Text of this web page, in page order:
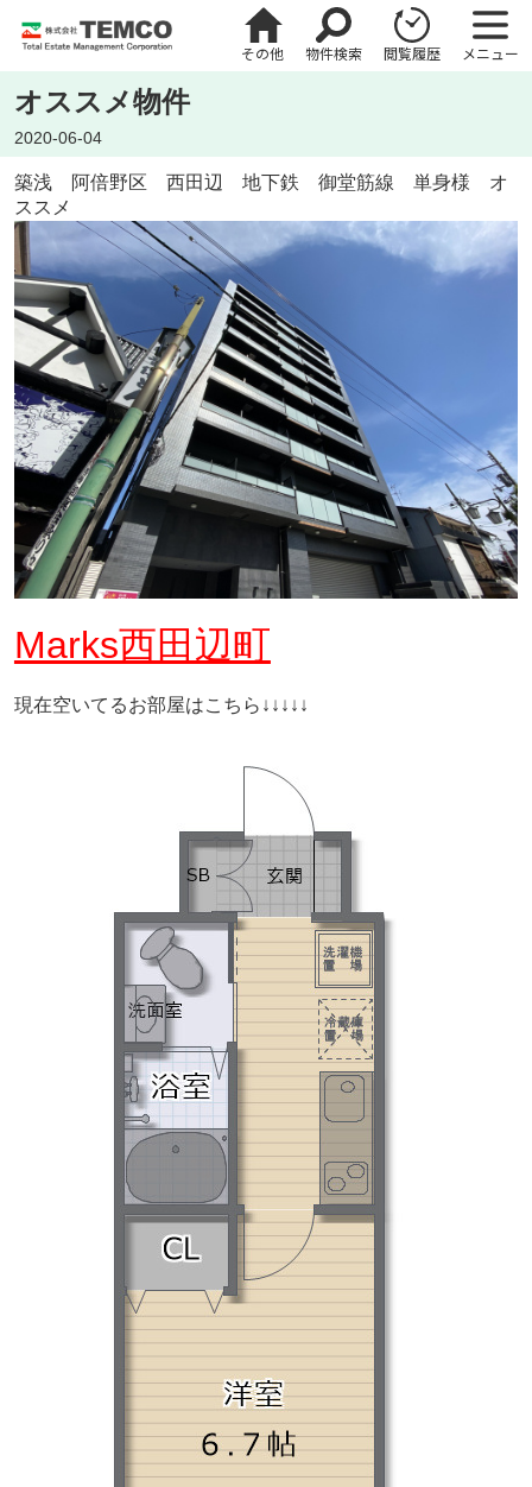
その他 物件検索 閲覧履歴 メニュー
オススメ物件
2020-06-04
築浅 阿倍野区 西田辺 地下鉄 御堂筋線 単身様 オ
ススメ
Marks西田辺町
現在空いてるお部屋はこちら↓↓↓↓↓